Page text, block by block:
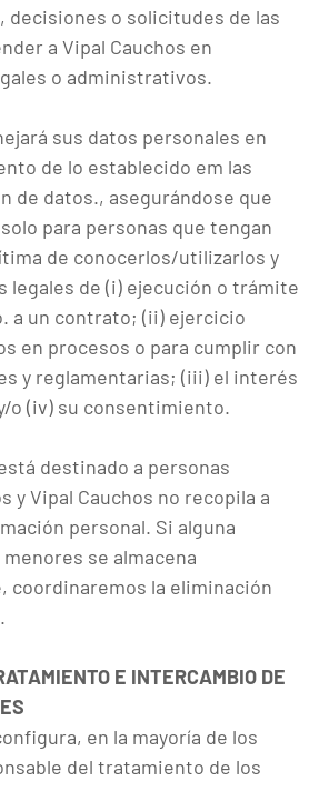
decisiones o solicitudes de las
a Vipal Cauchos en
o administrativos.
sus datos personales en
de lo establecido em las
de datos., asegurándose que
para personas que tengan
de conocerlos/utilizarlos y
legales de (i) ejecución o trámite
a un contrato; (ii) ejercicio
en procesos o para cumplir con
y reglamentarias; (iii) el interés
o (iv) su consentimiento.
destinado a personas
y Vipal Cauchos no recopila a
personal. Si alguna
se almacena
coordinaremos la eliminación
E INTERCAMBIO DE
en la mayoría de los
del tratamiento de los